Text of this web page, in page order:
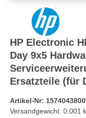
HP Electronic
Day 9x5
Ersatzteile (für
Artikel-Nr:
Versandgewicht: 0.001